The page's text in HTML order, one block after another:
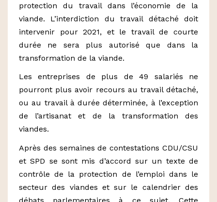
protection du travail dans l’économie de la
viande. L’interdiction du travail détaché doit
intervenir pour 2021, et le travail de courte
durée ne sera plus autorisé que dans la
transformation de la viande.
Les entreprises de plus de 49 salariés ne
pourront plus avoir recours au travail détaché,
ou au travail à durée déterminée, à l’exception
de l’artisanat et de la transformation des
viandes.
Après des semaines de contestations CDU/CSU
et SPD se sont mis d’accord sur un texte de
contrôle de la protection de l’emploi dans le
secteur des viandes et sur le calendrier des